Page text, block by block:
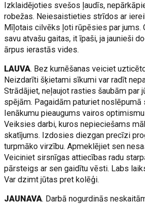
Izklaidējoties svešos ļaudīs,
robežas. Neiesaistieties strīdos ar
Mīļotais cilvēks ļoti rūpēsies par jums.
savu atvašu gaitas, it īpaši, ja jaunieši
ārpus ierastās vides.
LAUVA. Bez kurnēšanas veiciet
Neizdarīti šķietami sīkumi var radīt
Strādājiet, neļaujot rasties šaubām par
spējām. Pagaidām paturiet noslēpumā
Ienākumu pieaugums vairos
Veiksies darbi, kuros nepieciešams
skatījums. Izdosies diezgan precīzi
turpmāko virzību. Apmeklējiet sen
Veiciniet sirsnīgas attiecības radu
pārsteigs ar sen gaidītu vēsti. Labs
Var dzimt jūtas pret kolēģi.
JAUNAVA. Darbā nogurdinās